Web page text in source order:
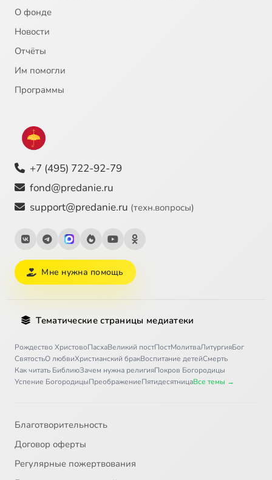
О фонде
Новости
Отчёты
Им помогли
Программы
+7 (495) 722-92-79
fond@predanie.ru
support@predanie.ru (техн.вопросы)
Мне нужна помощь
Тематические страницы медиатеки
Рождество ХристовоПасхаВеликий постПостМолитваЛитургияБог
СвятостьО любвиХристианский бракВоспитание детейСмерть
Как читать БиблиюЗачем нужна религияПокров Богородицы
Успение БогородицыПреображениеПятидесятницаВсе темы →
Благотворительность
Договор оферты
Регулярные пожертвования